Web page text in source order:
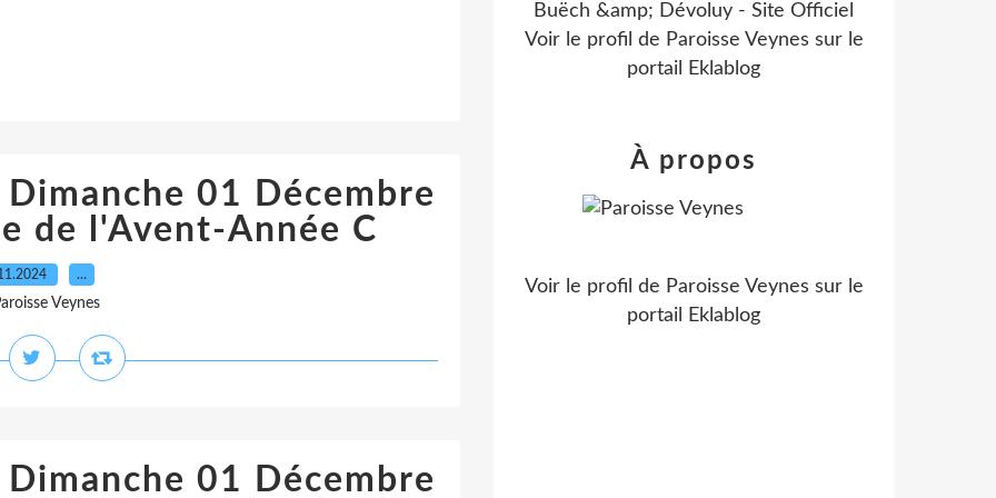
01 Décembre
de l'Avent-Année C
…
Veynes
01 Décembre
Buëch &amp; Dévoluy - Site Officiel
Voir le profil de Paroisse Veynes sur le
portail Eklablog
À propos
Voir le profil de Paroisse Veynes sur le
portail Eklablog